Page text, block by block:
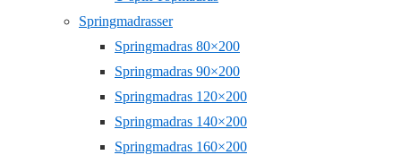
Springmadrasser
Springmadras 80×200
Springmadras 90×200
Springmadras 120×200
Springmadras 140×200
Springmadras 160×200